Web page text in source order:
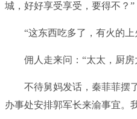
城，好好享受享受，要得不？”
“这东西吃多了，有火的上
佣人走来问：“太太，厨房
不待舅妈发话，秦菲菲摆了
办事处安排郭军长来渝事宜。